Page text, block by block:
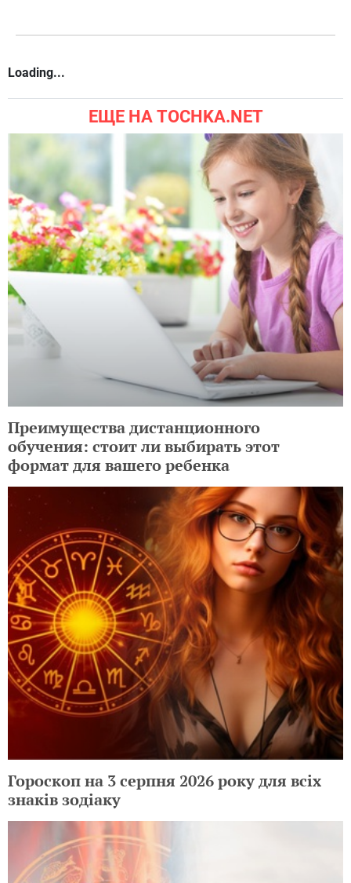
999
Добавить комментарий
Вы можете комментировать
через аккаунт в соцсетях:
РАДИО
Loading...
ЕЩЕ НА TOCHKA.NET